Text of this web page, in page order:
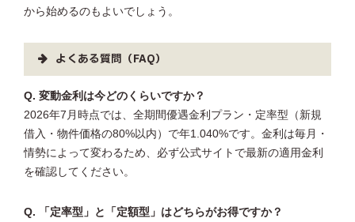
から始めるのもよいでしょう。
よくある質問（FAQ）
Q. 変動金利は今どのくらいですか？
2026年7月時点では、全期間優遇金利プラン・定率型（新規
借入・物件価格の80%以内）で年1.040%です。金利は毎月・
情勢によって変わるため、必ず公式サイトで最新の適用金利
を確認してください。
Q. 「定率型」と「定額型」はどちらがお得ですか？